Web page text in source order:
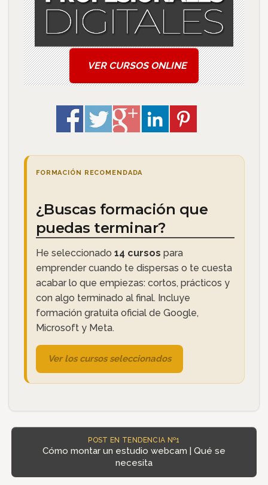
VER CURSOS ONLINE
FORMACIÓN RECOMENDADA
¿Buscas formación que
puedas terminar?
He seleccionado 14 cursos para
emprender cuando te dispersas o te cuesta
acabar lo que empiezas: cortos, prácticos y
con algo terminado al final. Incluye
formación gratuita oficial de Google,
Microsoft y Meta.
Ver los cursos seleccionados
POST EN TENDENCIA Nº1
Cómo montar un estudio webcam | Qué se
necesita